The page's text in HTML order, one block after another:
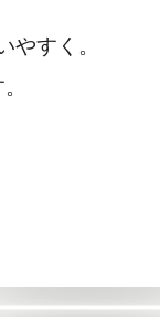
すく。